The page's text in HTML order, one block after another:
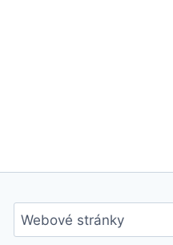
Webové stránky